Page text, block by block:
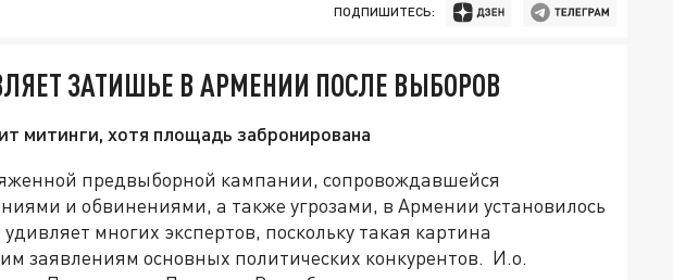
ПОДПИШИТЕСЬ:
ЗАТИШЬЕ В АРМЕНИИ ПОСЛЕ ВЫБОРОВ
митинги, хотя площадь забронирована
предвыборной кампании, сопровождавшейся
и обвинениями, а также угрозами, в Армении установилось
многих экспертов, поскольку такая картина
заявлениям основных политических конкурентов. И.о.